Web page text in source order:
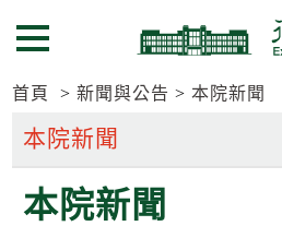
到
要
區
到
要
區
選單按鈕
首頁 新聞與公告 本院新聞
本院新聞